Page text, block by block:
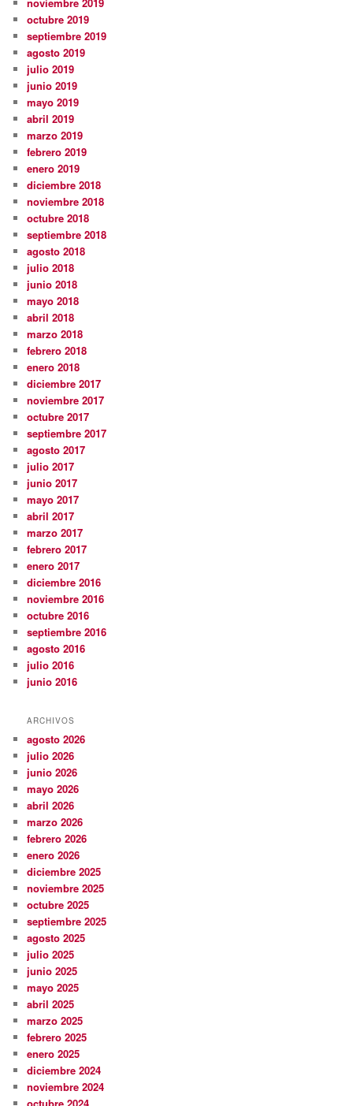
octubre 2019
septiembre 2019
agosto 2019
julio 2019
junio 2019
mayo 2019
abril 2019
marzo 2019
febrero 2019
enero 2019
diciembre 2018
noviembre 2018
octubre 2018
septiembre 2018
agosto 2018
julio 2018
junio 2018
mayo 2018
abril 2018
marzo 2018
febrero 2018
enero 2018
diciembre 2017
noviembre 2017
octubre 2017
septiembre 2017
agosto 2017
julio 2017
junio 2017
mayo 2017
abril 2017
marzo 2017
febrero 2017
enero 2017
diciembre 2016
noviembre 2016
octubre 2016
septiembre 2016
agosto 2016
julio 2016
junio 2016
ARCHIVOS
agosto 2026
julio 2026
junio 2026
mayo 2026
abril 2026
marzo 2026
febrero 2026
enero 2026
diciembre 2025
noviembre 2025
octubre 2025
septiembre 2025
agosto 2025
julio 2025
junio 2025
mayo 2025
abril 2025
marzo 2025
febrero 2025
enero 2025
diciembre 2024
noviembre 2024